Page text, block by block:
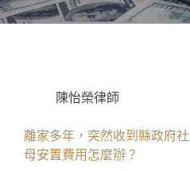
陳怡榮律師
離家多年，突然收到縣政府
母安置費用怎麼辦？